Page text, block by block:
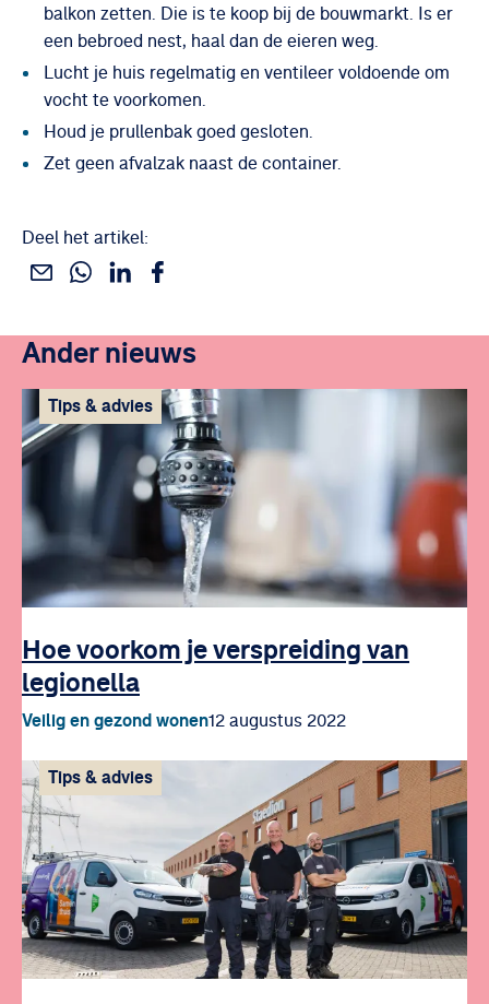
balkon zetten. Die is te koop bij de bouwmarkt. Is er
een bebroed nest, haal dan de eieren weg.
Lucht je huis regelmatig en ventileer voldoende om
vocht te voorkomen.
Houd je prullenbak goed gesloten.
Zet geen afvalzak naast de container.
Deel het artikel:
Deel dit via e-mail
Deel dit via WhatsApp
Deel dit via Linkedin
Deel dit via Facebook
Ander nieuws
Hoe voorkom je verspreiding van
legionella
Veilig en gezond wonen12 augustus 2022
Tips & advies
Tips & advies